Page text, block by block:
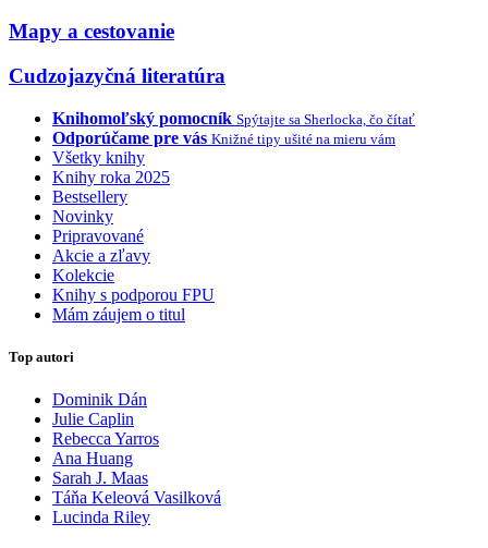
Mapy a cestovanie
Cudzojazyčná literatúra
Knihomoľský pomocník Spýtajte sa Sherlocka, čo čítať
Odporúčame pre vás Knižné tipy ušité na mieru vám
Všetky knihy
Knihy roka 2025
Bestsellery
Novinky
Pripravované
Akcie a zľavy
Kolekcie
Knihy s podporou FPU
Mám záujem o titul
Top autori
Dominik Dán
Julie Caplin
Rebecca Yarros
Ana Huang
Sarah J. Maas
Táňa Keleová Vasilková
Lucinda Riley